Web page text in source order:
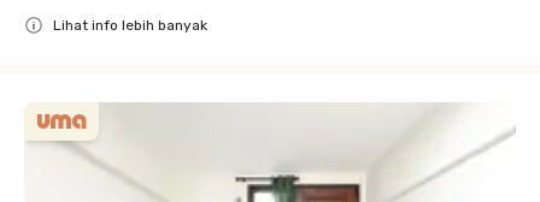
Lihat info lebih banyak